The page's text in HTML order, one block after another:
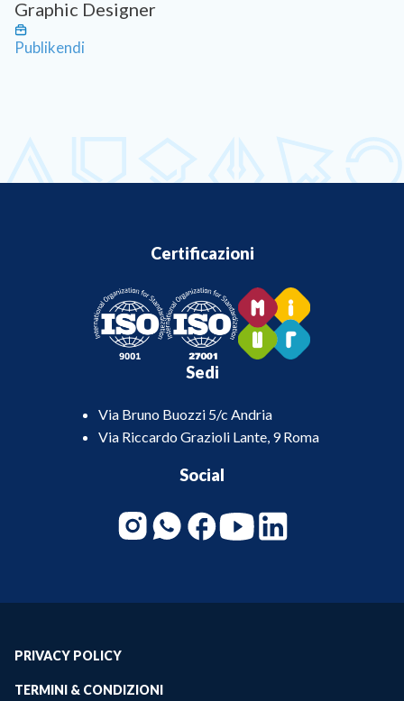
Graphic Designer
Publikendi
Certificazioni
Sedi
Via Bruno Buozzi 5/c Andria
Via Riccardo Grazioli Lante, 9 Roma
Social
PRIVACY POLICY
TERMINI & CONDIZIONI